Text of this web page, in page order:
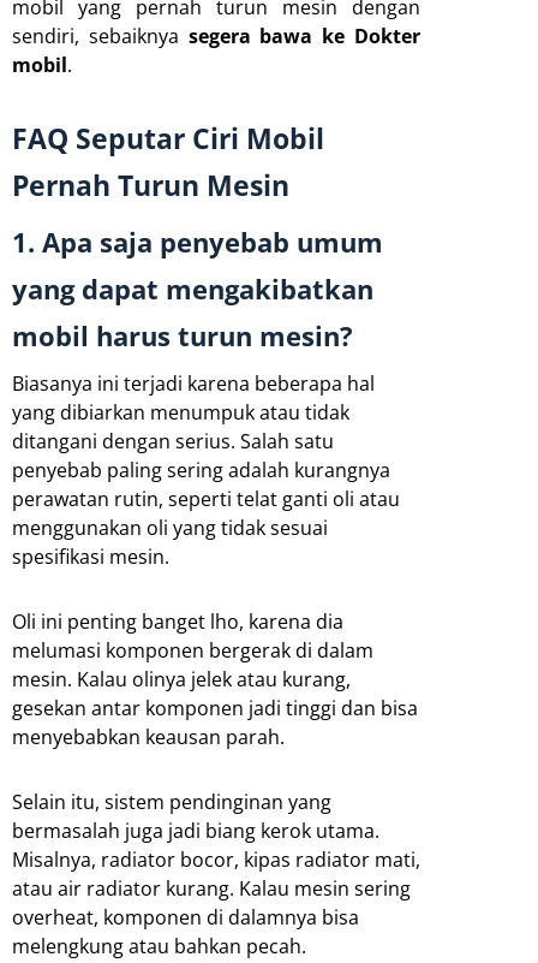
mobil yang pernah turun mesin dengan
sendiri, sebaiknya segera bawa ke Dokter
mobil.
FAQ Seputar Ciri Mobil
Pernah Turun Mesin
1. Apa saja penyebab umum
yang dapat mengakibatkan
mobil harus turun mesin?
Biasanya ini terjadi karena beberapa hal
yang dibiarkan menumpuk atau tidak
ditangani dengan serius. Salah satu
penyebab paling sering adalah kurangnya
perawatan rutin, seperti telat ganti oli atau
menggunakan oli yang tidak sesuai
spesifikasi mesin.
Oli ini penting banget lho, karena dia
melumasi komponen bergerak di dalam
mesin. Kalau olinya jelek atau kurang,
gesekan antar komponen jadi tinggi dan bisa
menyebabkan keausan parah.
Selain itu, sistem pendinginan yang
bermasalah juga jadi biang kerok utama.
Misalnya, radiator bocor, kipas radiator mati,
atau air radiator kurang. Kalau mesin sering
overheat, komponen di dalamnya bisa
melengkung atau bahkan pecah.